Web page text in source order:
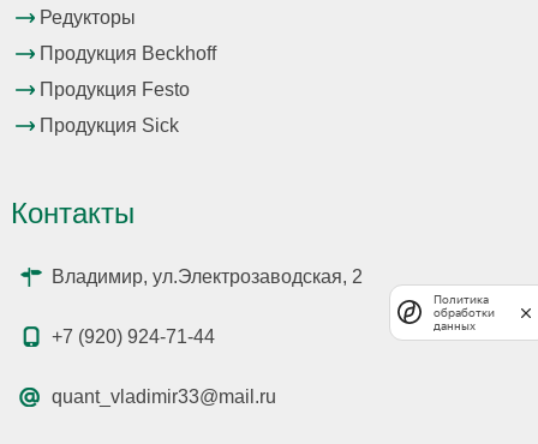
Редукторы
Продукция Beckhoff
Продукция Festo
Продукция Sick
Контакты
Владимир, ул.Электрозаводская, 2
+7 (920) 924-71-44
quant_vladimir33@mail.ru
Политика
обработки
данных